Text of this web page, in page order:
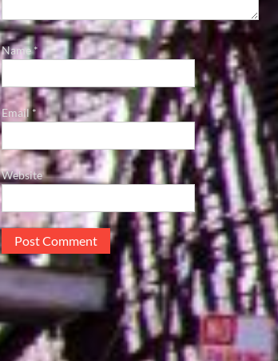
Name*
Email*
Website